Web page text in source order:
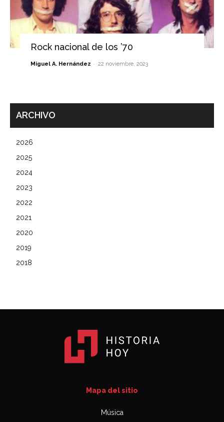
Rock nacional de los ’70
Miguel A. Hernández - 22 noviembre, 2023
ARCHIVO
2026
2025
2024
2023
2022
2021
2020
2019
2018
Mapa del sitio
Música